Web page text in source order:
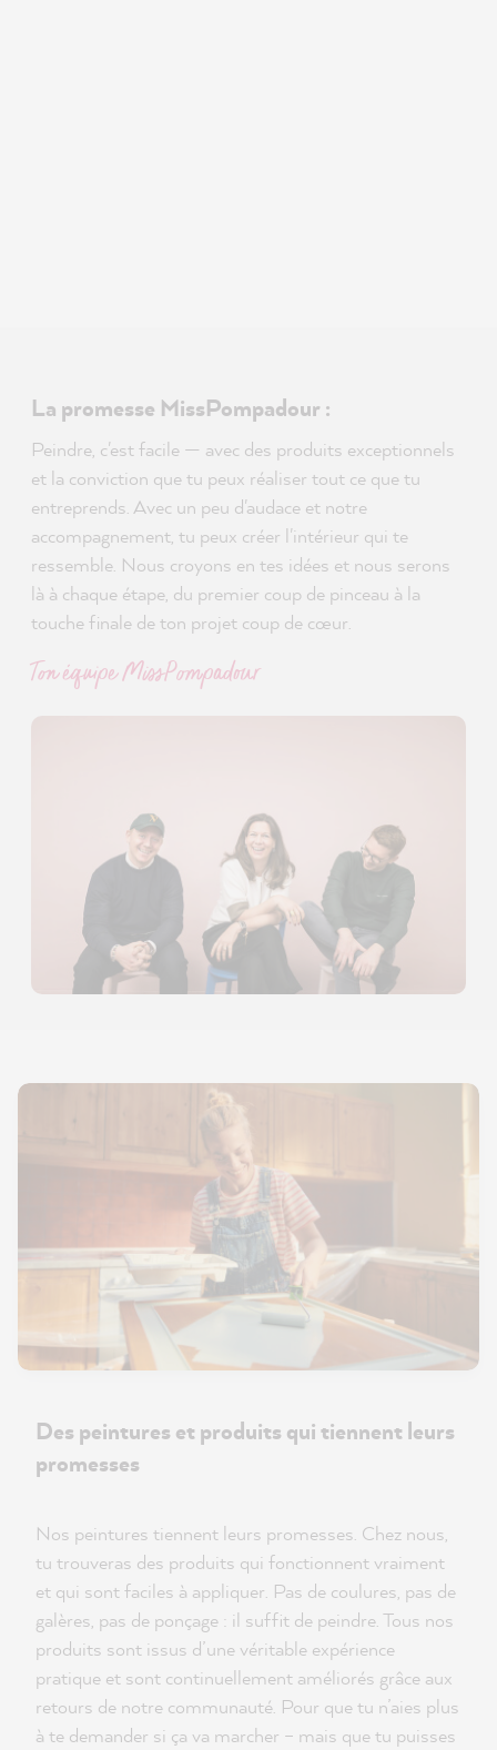
La promesse MissPompadour :
Peindre, c'est facile — avec des produits exceptionnels
et la conviction que tu peux réaliser tout ce que tu
entreprends. Avec un peu d'audace et notre
accompagnement, tu peux créer l'intérieur qui te
ressemble. Nous croyons en tes idées et nous serons
là à chaque étape, du premier coup de pinceau à la
touche finale de ton projet coup de cœur.
Ton équipe MissPompadour
Des peintures et produits qui tiennent leurs
promesses
Nos peintures tiennent leurs promesses. Chez nous,
tu trouveras des produits qui fonctionnent vraiment
et qui sont faciles à appliquer. Pas de coulures, pas de
galères, pas de ponçage : il suffit de peindre. Tous nos
produits sont issus d’une véritable expérience
pratique et sont continuellement améliorés grâce aux
retours de notre communauté. Pour que tu n’aies plus
à te demander si ça va marcher – mais que tu puisses